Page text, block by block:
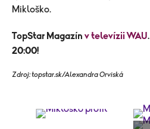
Mikloško.
TopStar Magazín v televízii WAU.
20:00!
Zdroj: topstar.sk/Alexandra Orviská